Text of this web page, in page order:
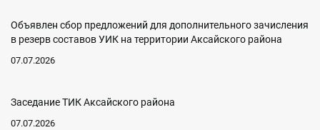
Объявлен сбор предложений для дополнительного зачисления
в резерв составов УИК на территории Аксайского района
07.07.2026
Заседание ТИК Аксайского района
07.07.2026